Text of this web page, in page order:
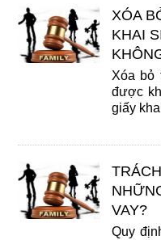
XÓA
KHAI
Xóa bỏ
được
giấy
VAY?
Quy